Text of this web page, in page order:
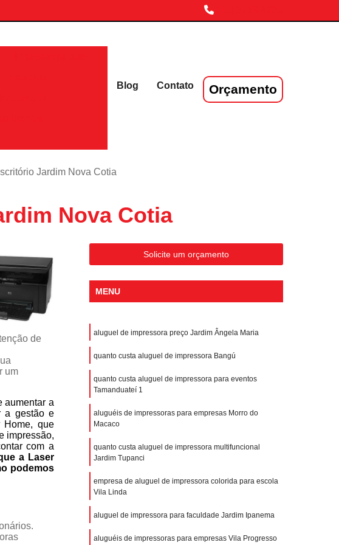
Blog Contato Orçamento
Jardim Nova Cotia
Nova Cotia
de
um
aumentar a
a gestão e
Home, que
impressão,
com a
a Laser
podemos
Solicite um orçamento
MENU
aluguel de impressora preço Jardim Ângela Maria
quanto custa aluguel de impressora Bangú
quanto custa aluguel de impressora para eventos
Tamanduateí 1
aluguéis de impressoras para empresas Morro do
Macaco
quanto custa aluguel de impressora multifuncional
Jardim Tupanci
empresa de aluguel de impressora colorida para escola
Vila Linda
aluguel de impressora para faculdade Jardim Ipanema
aluguéis de impressoras para empresas Vila Progresso